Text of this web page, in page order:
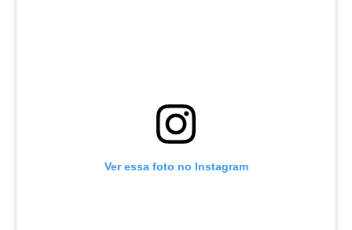
Ver essa foto no Instagram